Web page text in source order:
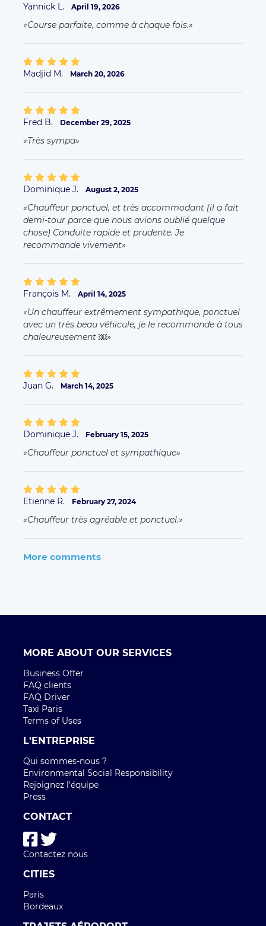
Yannick L. April 19, 2026
Course parfaite, comme à chaque fois.
Madjid M. March 20, 2026
Fred B. December 29, 2025
Très sympa
Dominique J. August 2, 2025
Chauffeur ponctuel, et très accommodant (il a fait
demi-tour parce que nous avions oublié quelque
chose) Conduite rapide et prudente. Je
recommande vivement
François M. April 14, 2025
Un chauffeur extrêmement sympathique, ponctuel
avec un très beau véhicule, je le recommande à tous
chaleureusement ￼
Juan G. March 14, 2025
Dominique J. February 15, 2025
Chauffeur ponctuel et sympathique
Etienne R. February 27, 2024
Chauffeur très agréable et ponctuel.
More comments
MORE ABOUT OUR SERVICES
Business Offer
FAQ clients
FAQ Driver
Taxi Paris
Terms of Uses
L'ENTREPRISE
Qui sommes-nous ?
Environmental Social Responsibility
Rejoignez l'équipe
Press
CONTACT
Contactez nous
CITIES
Paris
Bordeaux